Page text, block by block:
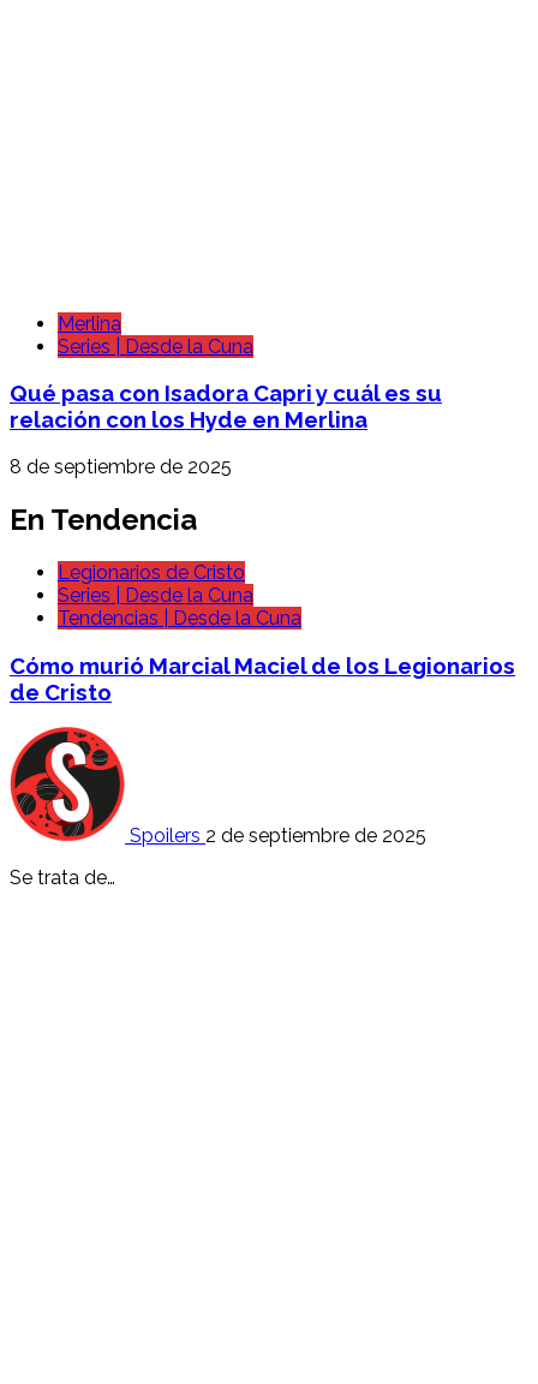
Merlina
Series | Desde la Cuna
Qué pasa con Isadora Capri y cuál es su
relación con los Hyde en Merlina
8 de septiembre de 2025
En Tendencia
Legionarios de Cristo
Series | Desde la Cuna
Tendencias | Desde la Cuna
Cómo murió Marcial Maciel de los Legionarios
de Cristo
Spoilers 2 de septiembre de 2025
Se trata de…